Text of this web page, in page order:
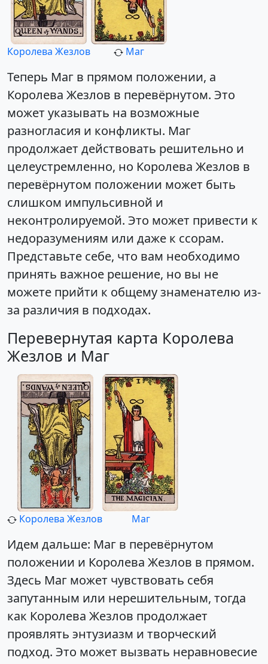
Королева Жезлов Маг
Теперь Маг в прямом положении, а
Королева Жезлов в перевёрнутом. Это
может указывать на возможные
разногласия и конфликты. Маг
продолжает действовать решительно и
целеустремленно, но Королева Жезлов в
перевёрнутом положении может быть
слишком импульсивной и
неконтролируемой. Это может привести к
недоразумениям или даже к ссорам.
Представьте себе, что вам необходимо
принять важное решение, но вы не
можете прийти к общему знаменателю из-
за различия в подходах.
Перевернутая карта Королева
Жезлов и Маг
Королева Жезлов Маг
Идем дальше: Маг в перевёрнутом
положении и Королева Жезлов в прямом.
Здесь Маг может чувствовать себя
запутанным или нерешительным, тогда
как Королева Жезлов продолжает
проявлять энтузиазм и творческий
подход. Это может вызвать неравновесие